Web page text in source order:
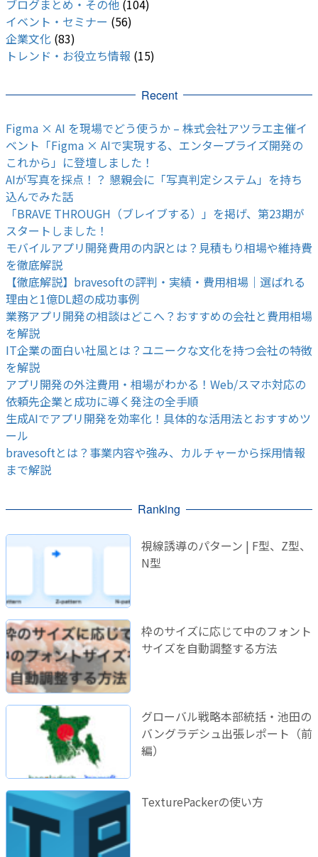
ブログまとめ・その他 (104)
イベント・セミナー (56)
企業文化 (83)
トレンド・お役立ち情報 (15)
Recent
Figma × AI を現場でどう使うか – 株式会社アツラエ主催イ
ベント「Figma × AIで実現する、エンタープライズ開発の
これから」に登壇しました！
AIが写真を採点！？ 懇親会に「写真判定システム」を持ち
込んでみた話
「BRAVE THROUGH（ブレイブする）」を掲げ、第23期が
スタートしました！
モバイルアプリ開発費用の内訳とは？見積もり相場や維持費
を徹底解説
【徹底解説】bravesoftの評判・実績・費用相場｜選ばれる
理由と1億DL超の成功事例
業務アプリ開発の相談はどこへ？おすすめの会社と費用相場
を解説
IT企業の面白い社風とは？ユニークな文化を持つ会社の特徴
を解説
アプリ開発の外注費用・相場がわかる！Web/スマホ対応の
依頼先企業と成功に導く発注の全手順
生成AIでアプリ開発を効率化！具体的な活用法とおすすめツ
ール
bravesoftとは？事業内容や強み、カルチャーから採用情報
まで解説
Ranking
視線誘導のパターン | F型、Z型、
N型
枠のサイズに応じて中のフォント
サイズを自動調整する方法
グローバル戦略本部統括・池田の
バングラデシュ出張レポート（前
編）
TexturePackerの使い方